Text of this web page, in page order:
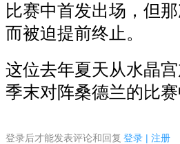
比赛中首发出场，但
而被迫提前终止。
这位去年夏天从水晶
季末对阵桑德兰的比
登录后才能发表评论和回复 登录 | 注册